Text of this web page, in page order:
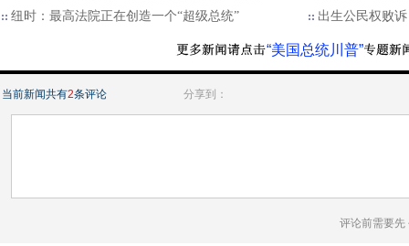
纽时：最高法院正在创造一个“超级总统”
出生公民权败
“美国总统川普”
当前新闻共有2条评论 分享到：
评论前需要先